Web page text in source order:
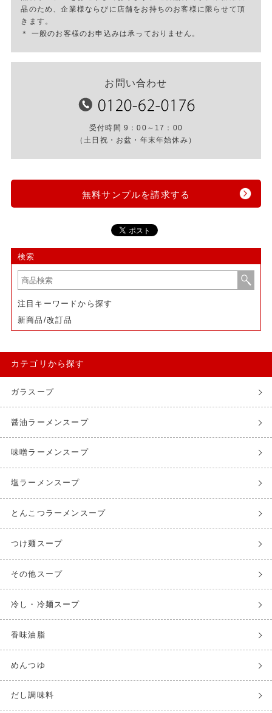
品のため、企業様ならびに店舗をお持ちのお客様に限らせて頂
きます。
＊ 一般のお客様のお申込みは承っておりません。
お問い合わせ
受付時間 9：00～17：00
（土日祝・お盆・年末年始休み）
無料サンプルを請求する
検索
注目キーワードから探す
新商品/改訂品
カテゴリから探す
ガラスープ
醤油ラーメンスープ
味噌ラーメンスープ
塩ラーメンスープ
とんこつラーメンスープ
つけ麺スープ
その他スープ
冷し・冷麺スープ
香味油脂
めんつゆ
だし調味料